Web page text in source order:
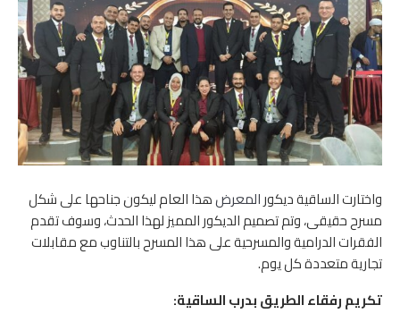
واختارت الساقية ديكورالمعرضهذا العام ليكون جناحها على شكل
مسرح حقيقى، وتم تصميم الديكور المميز لهذا الحدث، وسوف تقدم
الفقرات الدرامية والمسرحية على هذا المسرح بالتناوب مع مقابلات
تجارية متعددة كل يوم.
تكريم رفقاء الطريق بدرب الساقية: